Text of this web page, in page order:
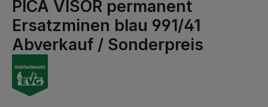
PICA VISOR permanent
Ersatzminen blau 991/41
Abverkauf / Sonderpreis